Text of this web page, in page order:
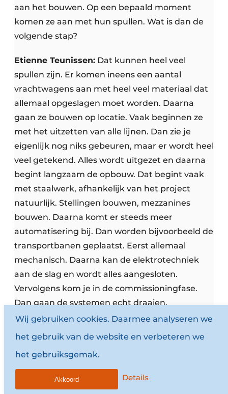
aan het bouwen. Op een bepaald moment
komen ze aan met hun spullen. Wat is dan de
volgende stap?
Etienne Teunissen: Dat kunnen heel veel
spullen zijn. Er komen ineens een aantal
vrachtwagens aan met heel veel materiaal dat
allemaal opgeslagen moet worden. Daarna
gaan ze bouwen op locatie. Vaak beginnen ze
met het uitzetten van alle lijnen. Dan zie je
eigenlijk nog niks gebeuren, maar er wordt heel
veel getekend. Alles wordt uitgezet en daarna
begint langzaam de opbouw. Dat begint vaak
met staalwerk, afhankelijk van het project
natuurlijk. Stellingen bouwen, mezzanines
bouwen. Daarna komt er steeds meer
automatisering bij. Dan worden bijvoorbeeld de
transportbanen geplaatst. Eerst allemaal
mechanisch. Daarna kan de elektrotechniek
aan de slag en wordt alles aangesloten.
Vervolgens kom je in de commissioningfase.
Dan gaan de systemen echt draaien.
medewerkers
natuurlijk ook nog meegenomen worden of
Wij gebruiken cookies. Daarmee analyseren we
het gebruik van de website en verbeteren we
het gebruiksgemak.
Details
Akkoord